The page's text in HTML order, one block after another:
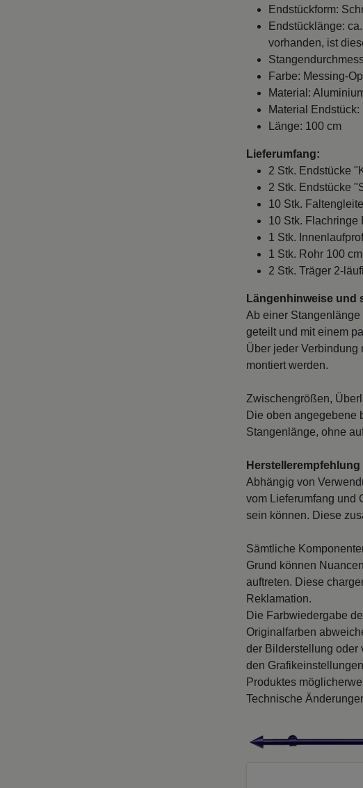
Endstückform:
Endstücklänge:
vorhanden, ist
Farbe: Messing-
Material:
Material Endstück:
Länge: 100 cm
Lieferumfang:
2 Stk. Endstücke
2 Stk. Endstücke
10 Stk.
10 Stk. Flachringe
1 Stk.
1 Stk. Rohr 100
2 Stk. Träger 2-
Längenhinweise und
Ab einer
geteilt und mit einem
Über jeder Verbindung
montiert werden.
Zwischengrößen,
Die oben angegebene
Stangenlänge, ohne
Abhängig von
vom Lieferumfang und
sein können. Diese
Sämtliche
Grund können
auftreten. Diese
Reklamation.
Die Farbwiedergabe
Originalfarben
der Bilderstellung oder
den
Produktes
Technische